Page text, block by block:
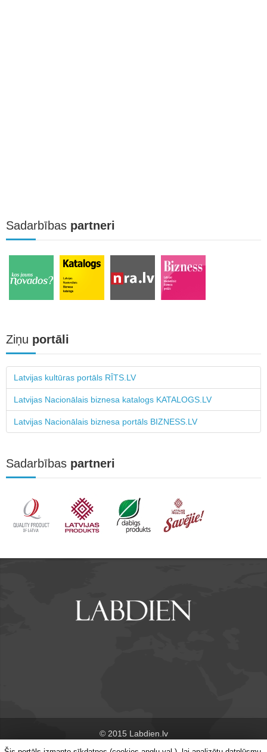
Sadarbības partneri
Ziņu portāli
Latvijas kultūras portāls RĪTS.LV
Latvijas Nacionālais biznesa katalogs KATALOGS.LV
Latvijas Nacionālais biznesa portāls BIZNESS.LV
Sadarbības partneri
© 2015 Labdien.lv